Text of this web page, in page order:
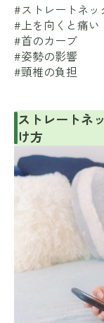
#ストレートネッ
#上を向くと痛い
#首のカーブ
#姿勢の影響
#頸椎の負担
ストレートネ
け方